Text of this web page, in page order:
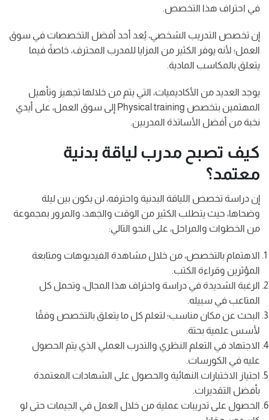
في احتراف هذا التخصص.
إن تخصص التدريب الشخصي، يُعد أحد أفضل التخصصات في سوق
العمل؛ لأنه يوفر الكثير من المزايا للمدرب المحترف، خاصةً فيما
يتعلق بالمكاسب المادية.
يوجد العديد من الأكاديميات، التي يتم من خلالها تجهيز وتأهيل
المهتمين بتخصص Physical training إلى سوق العمل، على أيدي
نخبة من أفضل الأساتذة المدربين.
كيف تصبح مدرب لياقة بدنية
معتمد؟
إن دراسة تخصص اللياقة البدنية واحترفه، لن يكون بين ليلة
وضحاها، حيث يتطلب الكثير من الوقت والجهد، والمرور بمجموعة
من الخطوات والمراحل، على النحو التالي:
الاهتمام بالتخصص، من خلال مشاهدة الفيديوهات ومتابعة
المؤثرين وقراءة الكتب.
الرغبة الشديدة في دراسة واحتراف هذا المجال، وتحمل كل
المتاعب في سبيله.
البحث عن مكان مناسب؛ لتعلم كل ما يتعلق بالتخصص وفقًا
لأسس علمية بحتة.
الاجتهاد في التعلم النظري والتدرب العملي الذي يتم الحصول
عليه في الكورسات.
اجتياز الاختبارات النهائية والحصول على الشهادات المعتمدة
بأفضل التقديرات.
الحصول على تدريبات عملية من خلال العمل في الجيمات حتى لو